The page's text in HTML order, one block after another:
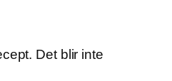
Det blir inte